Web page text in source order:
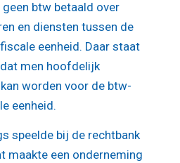
btw betaald over
en diensten tussen de
eenheid. Daar staat
men hoofdelijk
worden voor de btw-
eenheid.
speelde bij de rechtbank
maakte een onderneming